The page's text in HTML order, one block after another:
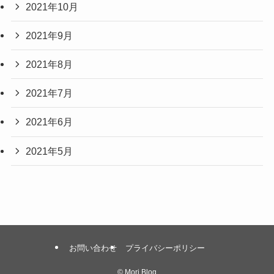
2021年10月
2021年9月
2021年8月
2021年7月
2021年6月
2021年5月
お問い合わせ プライバシーポリシー
© Mori Blog